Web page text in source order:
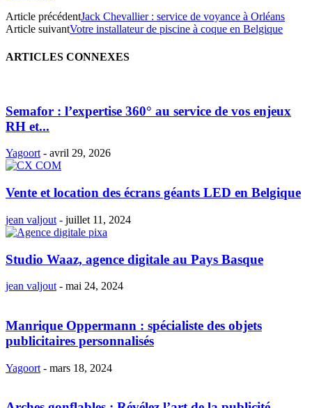
Article précédentJack Chevallier : service de voyance à Orléans
Article suivantVotre installateur de piscine à coque en Belgique
ARTICLES CONNEXES
Semafor : l’expertise 360° au service de vos enjeux
RH et...
Yagoort - avril 29, 2026
Vente et location des écrans géants LED en Belgique
jean valjout - juillet 11, 2024
Studio Waaz, agence digitale au Pays Basque
jean valjout - mai 24, 2024
Manrique Oppermann : spécialiste des objets
publicitaires personnalisés
Yagoort - mars 18, 2024